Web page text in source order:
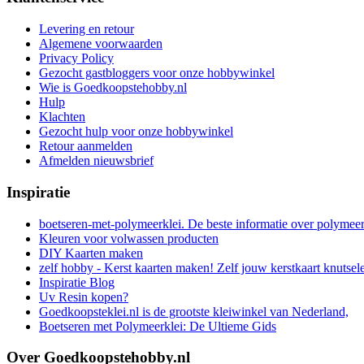
Levering en retour
Algemene voorwaarden
Privacy Policy
Gezocht gastbloggers voor onze hobbywinkel
Wie is Goedkoopstehobby.nl
Hulp
Klachten
Gezocht hulp voor onze hobbywinkel
Retour aanmelden
Afmelden nieuwsbrief
Inspiratie
boetseren-met-polymeerklei. De beste informatie over
Kleuren voor volwassen producten
DIY Kaarten maken
zelf hobby - Kerst kaarten maken! Zelf jouw kerstkaart
Inspiratie Blog
Uv Resin kopen?
Goedkoopsteklei.nl is de grootste kleiwinkel van Nederland,
Boetseren met Polymeerklei: De Ultieme Gids
Over Goedkoopstehobby.nl